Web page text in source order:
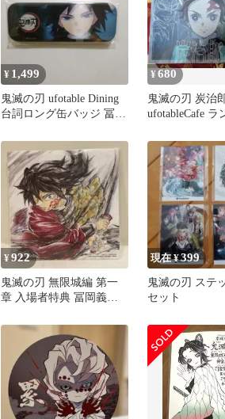
¥ 1,499
鬼滅の刃 ufotable Dining
台詞ロング缶バッジ 冨岡
¥680
鬼滅の刃 炭治
ufotableCafe ラ
¥922
鬼滅の刃 無限城編 第一
章 入場者特典 冨岡義勇
現在 ¥399
鬼滅の刃 ステ
セット